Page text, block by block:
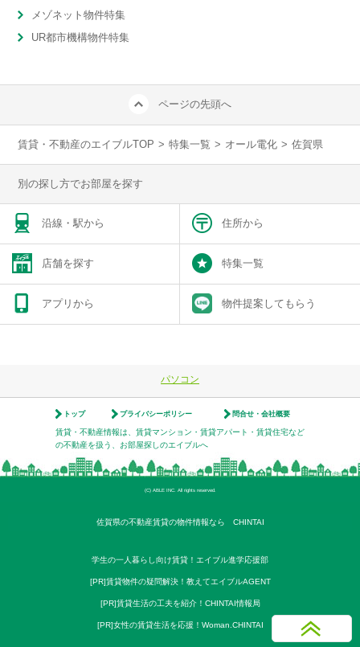
メゾネット物件特集
UR都市機構物件特集
ページの先頭へ
賃貸・不動産のエイブルTOP > 特集一覧 > オール電化 > 佐賀県
別の探し方でお部屋を探す
沿線・駅から 住所から
店舗を探す 特集一覧
アプリから 物件提案してもらう
パソコン
トップ プライバシーポリシー 問合せ・会社概要
賃貸・不動産情報は、賃貸マンション・賃貸アパート・賃貸住宅など
の不動産を扱う、お部屋探しのエイブルへ
(C) ABLE INC. All rights reserved.
佐賀県の不動産賃貸の物件情報なら CHINTAI
学生の一人暮らし向け賃貸！エイブル進学応援部
[PR]賃貸物件の疑問解決！教えてエイブルAGENT
[PR]賃貸生活の工夫を紹介！CHINTAI情報局
[PR]女性の賃貸生活を応援！Woman.CHINTAI